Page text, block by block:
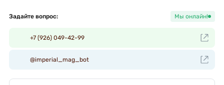
Задайте вопрос: Мы онлайн!
+7 (926) 049-42-99
@imperial_mag_bot